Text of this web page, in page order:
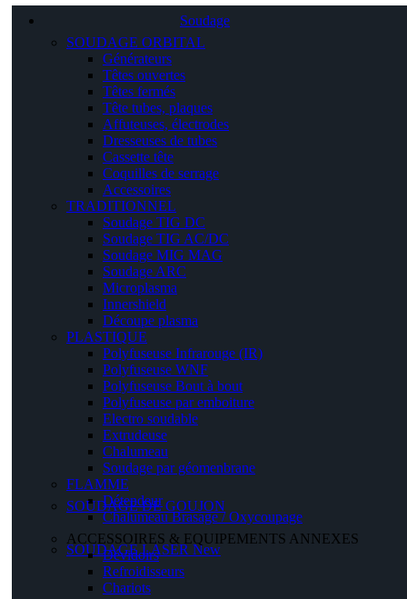
Soudage
SOUDAGE ORBITAL
Générateurs
Têtes ouvertes
Têtes fermés
Tête tubes, plaques
Affuteuses, électrodes
Dresseuses de tubes
Cassette tête
Coquilles de serrage
Accessoires
TRADITIONNEL
Soudage TIG DC
Soudage TIG AC/DC
Soudage MIG MAG
Soudage ARC
Microplasma
Innershield
Découpe plasma
PLASTIQUE
Polyfuseuse Infrarouge (IR)
Polyfuseuse WNF
Polyfuseuse Bout à bout
Polyfuseuse par emboiture
Electro soudable
Extrudeuse
Chalumeau
Soudage par géomenbrane
FLAMME
Détendeur
Chalumeau Brasage / Oxycoupage
SOUDAGE DE GOUJON
SOUDAGE LASER New
ACCESSOIRES & EQUIPEMENTS ANNEXES
Dévidoirs
Refroidisseurs
Chariots